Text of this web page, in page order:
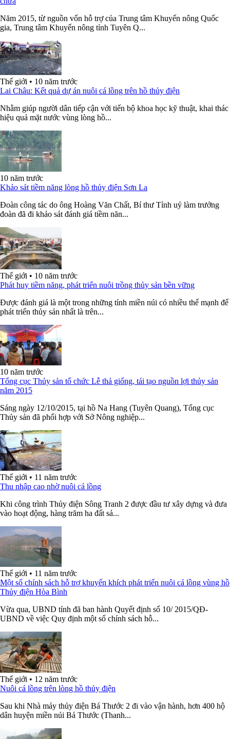
Năm 2015, từ nguồn vốn hỗ trợ của Trung tâm Khuyến nông Quốc
gia, Trung tâm Khuyến nông tỉnh Tuyên Q...
Thế giới • 10 năm trước
Lai Châu: Kết quả dự án nuôi cá lồng trên hồ thủy điện
Nhằm giúp người dân tiếp cận với tiến bộ khoa học kỹ thuật, khai thác
hiệu quả mặt nước vùng lòng hồ...
10 năm trước
Khảo sát tiềm năng lòng hồ thủy điện Sơn La
Đoàn công tác do ông Hoàng Văn Chất, Bí thư Tỉnh uỷ làm trưởng
đoàn đã đi khảo sát đánh giá tiềm năn...
Thế giới • 10 năm trước
Phát huy tiềm năng, phát triển nuôi trồng thủy sản bền vững
Được đánh giá là một trong những tỉnh miền núi có nhiều thế mạnh để
phát triển thủy sản nhất là trên...
10 năm trước
Tổng cục Thủy sản tổ chức Lễ thả giống, tái tạo nguồn lợi thủy sản
năm 2015
Sáng ngày 12/10/2015, tại hồ Na Hang (Tuyên Quang), Tổng cục
Thủy sản đã phối hợp với Sở Nông nghiệp...
Thế giới • 11 năm trước
Thu nhập cao nhờ nuôi cá lồng
Khi công trình Thủy điện Sông Tranh 2 được đầu tư xây dựng và đưa
vào hoạt động, hàng trăm ha đất sả...
Thế giới • 11 năm trước
Một số chính sách hỗ trợ khuyến khích phát triển nuôi cá lồng vùng hồ
Thủy điện Hòa Bình
Vừa qua, UBND tỉnh đã ban hành Quyết định số 10/ 2015/QĐ-
UBND về việc Quy định một số chính sách hỗ...
Thế giới • 12 năm trước
Nuôi cá lồng trên lòng hồ thủy điện
Sau khi Nhà máy thủy điện Bá Thước 2 đi vào vận hành, hơn 400 hộ
dân huyện miền núi Bá Thước (Thanh...